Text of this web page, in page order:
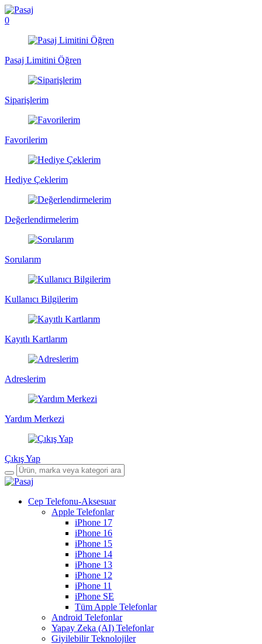
0
Pasaj Limitini Öğren
Siparişlerim
Favorilerim
Hediye Çeklerim
Değerlendirmelerim
Sorularım
Kullanıcı Bilgilerim
Kayıtlı Kartlarım
Adreslerim
Yardım Merkezi
Çıkış Yap
Cep Telefonu-Aksesuar
Apple Telefonlar
iPhone 17
iPhone 16
iPhone 15
iPhone 14
iPhone 13
iPhone 12
iPhone 11
iPhone SE
Tüm Apple Telefonlar
Android Telefonlar
Yapay Zeka (AI) Telefonlar
Giyilebilir Teknolojiler